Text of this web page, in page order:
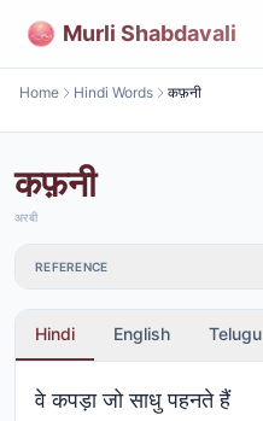
Murli Shabdavali
Home Hindi Words कफ़नी
कफ़नी
अरबी
REFERENCE
Hindi English Telugu
वे कपड़ा जो साधु पहनते हैं